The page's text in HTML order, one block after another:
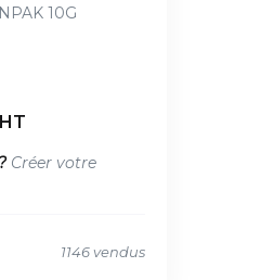
10G
Créer votre
1146 vendus